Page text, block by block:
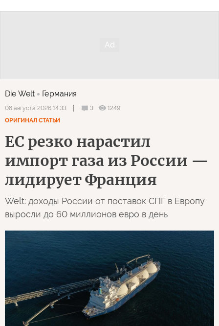
Die Welt Германия
08 августа 2026 14:33 3
1249
ОРИГИНАЛ СТАТЬИ
ЕС резко нарастил
импорт газа из России —
лидирует Франция
Welt: доходы России от поставок СПГ в Европу
выросли до 60 миллионов евро в день